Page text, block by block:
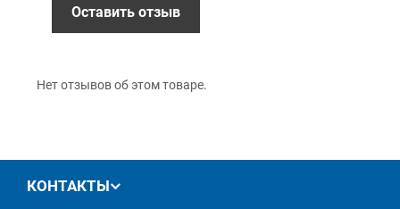
12 месяцев официальной гарантии от
Оставить отзыв
Нет отзывов об этом товаре.
КОНТАКТЫ